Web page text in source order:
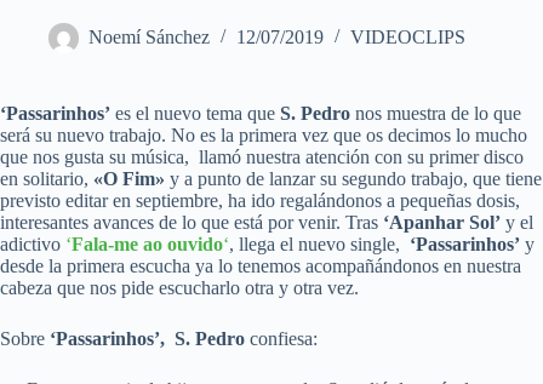
Noemí Sánchez 12/07/2019 VIDEOCLIPS
‘Passarinhos’ es el nuevo tema que S. Pedro nos muestra de lo que
será su nuevo trabajo. No es la primera vez que os decimos lo mucho
que nos gusta su música, llamó nuestra atención con su primer disco
en solitario, «O Fim» y a punto de lanzar su segundo trabajo, que tiene
previsto editar en septiembre, ha ido regalándonos a pequeñas dosis,
interesantes avances de lo que está por venir. Tras ‘Apanhar Sol’ y el
adictivo ‘Fala-me ao ouvido‘, llega el nuevo single, ‘Passarinhos’ y
desde la primera escucha ya lo tenemos acompañándonos en nuestra
cabeza que nos pide escucharlo otra y otra vez.
Sobre ‘Passarinhos’, S. Pedro confiesa: